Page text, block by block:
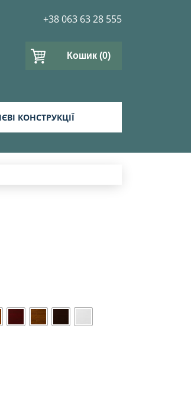
+38 063 63 28 555
Кошик (0)
КОНСТРУКЦІЇ